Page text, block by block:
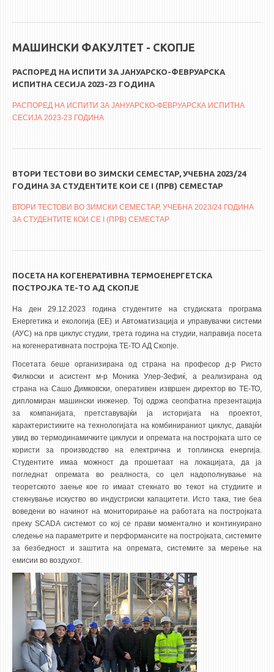
МАШИНСКИ ФАКУЛТЕТ - СКОПЈЕ
РАСПОРЕД НА ИСПИТИ ЗА ЈАНУАРСКО-ФЕВРУАРСКА
ИСПИТНА СЕСИЈА 2023-23 ГОДИНА
РАСПОРЕД НА ИСПИТИ ЗА ЈАНУАРСКО-ФЕВРУАРСКА ИСПИТНА
СЕСИЈА 2023-23 ГОДИНА
ВТОРИ ТЕСТОВИ ВО ЗИМСКИ СЕМЕСТАР, УЧЕБНА 2023/24
ГОДИНА ЗА СТУДЕНТИТЕ КОИ СЕ I (ПРВ) СЕМЕСТАР
ВТОРИ ТЕСТОВИ ВО ЗИМСКИ СЕМЕСТАР, УЧЕБНА 2023/24 ГОДИНА
ЗА СТУДЕНТИТЕ КОИ СЕ I (ПРВ) СЕМЕСТАР
ПОСЕТА НА КОГЕНЕРАТИВНА ТЕРМОЕНЕРГЕТСКА
ПОСТРОЈКА ТЕ-ТО АД СКОПЈЕ
На ден 29.12.2023 година студентите на студиската програма
Енергетика и екологија (ЕЕ) и Автоматизација и управувачки системи
(АУС) на прв циклус студии, трета година на студии, направија посета
на когенеративната постројка ТЕ-ТО АД Скопје.
Посетата беше организирана од страна на професор д-р Ристо
Филкоски и асистент м-р Моника Улер-Зефиќ, а реализирана од
страна на Сашо Димковски, оперативен извршен директор во ТЕ-ТО,
дипломиран машински инженер. Тој одржа сеопфатна презентација
за компанијата, претставувајќи ја историјата на проектот,
карактеристиките на технологијата на комбинираниот циклус, давајќи
увид во термодинамичките циклуси и опремата на постројката што се
користи за производство на електрична и топлинска енергија.
Студентите имаа можност да прошетаат на локацијата, да ја
погледнат опремата во реалноста, со цел надополнување на
теоретското заење кое го имаат стекнато во текот на студиите и
стекнување искуство во индустриски капацитети. Исто така, тие беа
воведени во начинот на мониторирање на работата на постројката
преку SCADA системот со кој се прави моментално и континуирано
следење на параметрите и перформансите на постројката, системите
за безбедност и заштита на опремата, системите за мерење на
емисии во воздухот.